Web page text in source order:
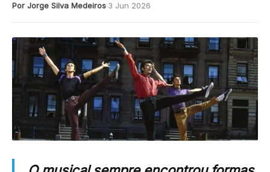
Por Jorge Silva Medeiros 3 Jun 2026